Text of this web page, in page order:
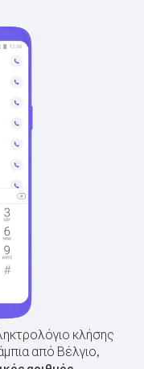
κλήσης
από Βέλγιο,